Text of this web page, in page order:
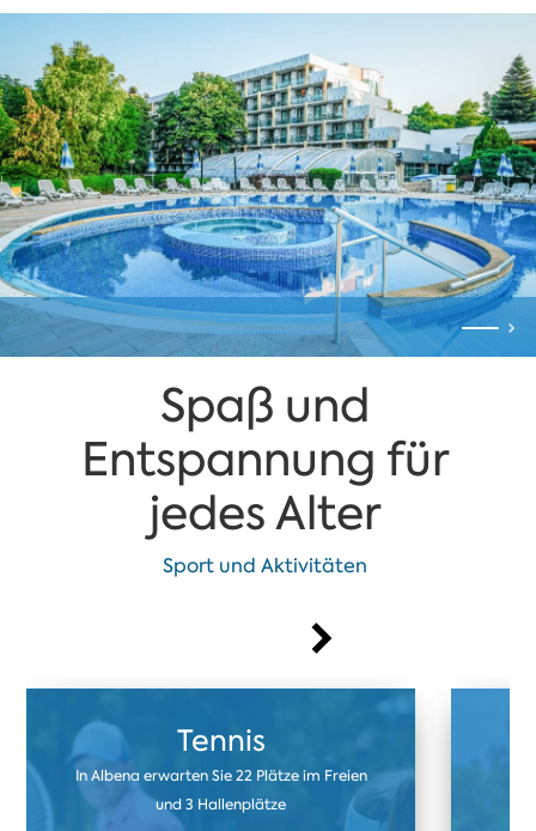
Spaß und
Entspannung für
jedes Alter
Sport und Aktivitäten
Tennis
In Albena erwarten Sie 22 Plätze im Freien
und 3 Hallenplätze